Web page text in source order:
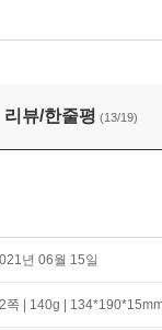
야기
리뷰/한줄평 (13/19)
년 06월 15일
쪽 | 140g |